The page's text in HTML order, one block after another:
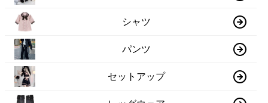
シャツ
パンツ
セットアップ